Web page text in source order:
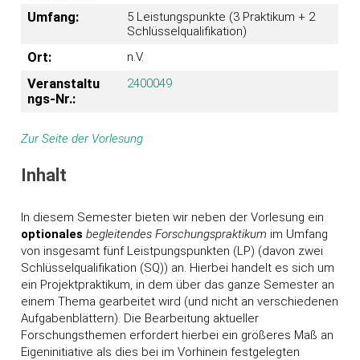
Umfang:
5 Leistungspunkte (3 Praktikum + 2
Schlüsselqualifikation)
Ort: n.V.
Veranstaltu
ngs-Nr.:
2400049
Zur Seite der Vorlesung
Inhalt
In diesem Semester bieten wir neben der Vorlesung ein
optionales begleitendes Forschungspraktikum im Umfang
von insgesamt fünf Leistpungspunkten (LP) (davon zwei
Schlüsselqualifikation (SQ)) an. Hierbei handelt es sich um
ein Projektpraktikum, in dem über das ganze Semester an
einem Thema gearbeitet wird (und nicht an verschiedenen
Aufgabenblättern). Die Bearbeitung aktueller
Forschungsthemen erfordert hierbei ein größeres Maß an
Eigeninitiative als dies bei im Vorhinein festgelegten